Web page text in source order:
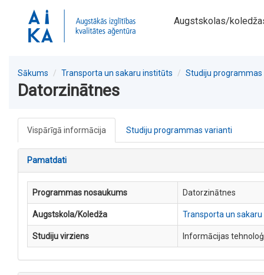
Augstskolas/
Sākums Transporta un sakaru institūts Studiju programmas
Datorzinātnes
Vispārīgā informācija Studiju programmas varianti
Pamatdati
Programmas nosaukums Datorzinātnes
Augstskola/Koledža Transporta un
Studiju virziens Informācijas